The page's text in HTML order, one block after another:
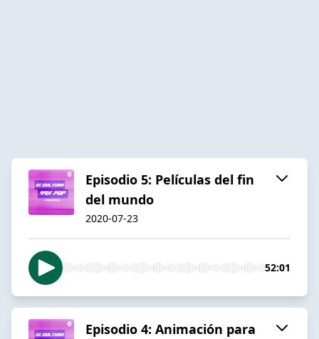
Episodio 5: Películas del fin
del mundo
2020-07-23
52:01
Episodio 4: Animación para